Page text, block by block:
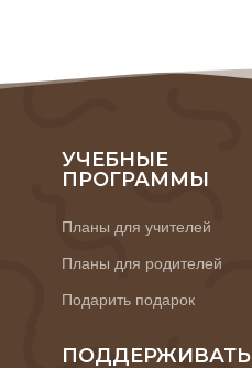
УЧЕБНЫЕ
ПРОГРАММЫ
Планы для учителей
Планы для родителей
Подарить подарок
ПОДДЕРЖИВАТЬ